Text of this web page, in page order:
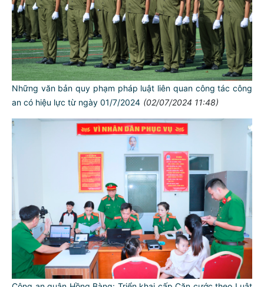
Những văn bản quy phạm pháp luật liên quan công tác công
an có hiệu lực từ ngày 01/7/2024 (02/07/2024 11:48)